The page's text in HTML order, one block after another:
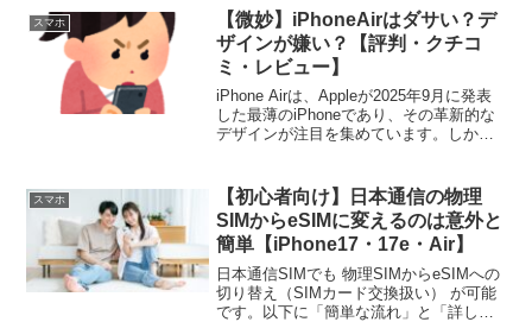
らない方が合理的で快適なケースが多...
スマホ
【微妙】iPhoneAirはダサい？デ
ザインが嫌い？【評判・クチコ
ミ・レビュー】
iPhone Airは、Appleが2025年9月に発表
した最薄のiPhoneであり、その革新的な
デザインが注目を集めています。しか
(adsbygoogle = wi...
スマホ
【初心者向け】日本通信の物理
SIMからeSIMに変えるのは意外と
簡単【iPhone17・17e・Air】
日本通信SIMでも 物理SIMからeSIMへの
切り替え（SIMカード交換扱い） が可能
です。以下に「簡単な流れ」と「詳しい